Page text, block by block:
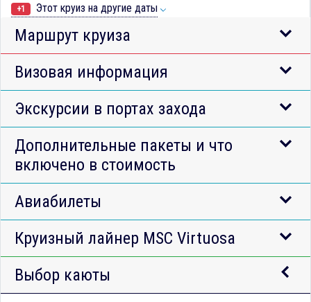
+1 Этот круиз на другие даты
Маршрут круиза
Визовая информация
Экскурсии в портах захода
Дополнительные пакеты и что
включено в стоимость
Авиабилеты
Круизный лайнер MSC Virtuosa
Выбор каюты